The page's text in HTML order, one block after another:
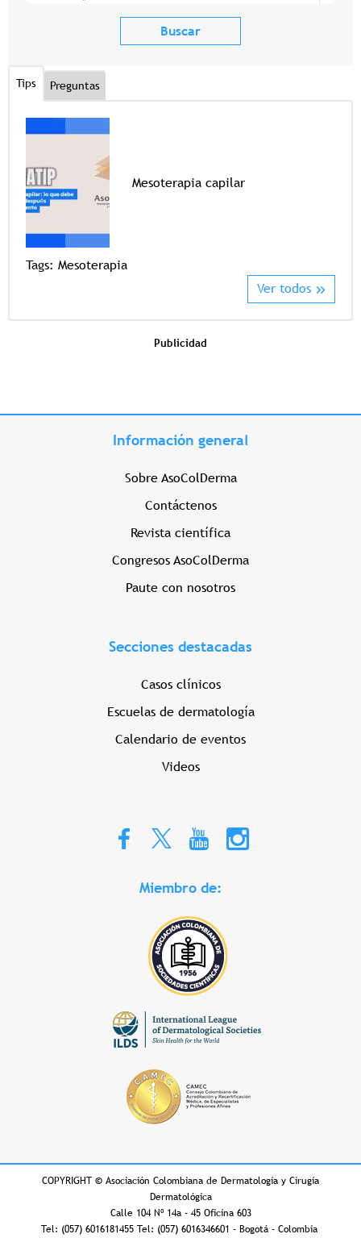
Tips Preguntas
Mesoterapia capilar
Tags: Mesoterapia
Ver todos
Publicidad
Información general
Sobre AsoColDerma
Contáctenos
Revista científica
Congresos AsoColDerma
Paute con nosotros
Secciones destacadas
Casos clínicos
Escuelas de dermatología
Calendario de eventos
Videos
Miembro de:
COPYRIGHT © Asociación Colombiana de Dermatología y Cirugía
Dermatológica
Calle 104 Nº 14a - 45 Oficina 603
Tel: (057) 6016181455 Tel: (057) 6016346601 - Bogotá - Colombia